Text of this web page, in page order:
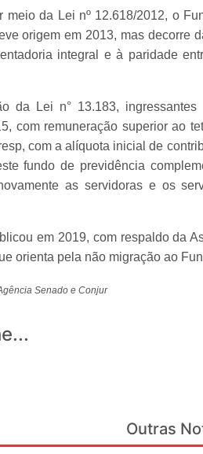
meio da Lei nº 12.618/2012, o
origem em 2013, mas decorre
integral e à paridade
da Lei n° 13.183,
com remuneração superior ao
com a alíquota inicial de
fundo de previdência
as servidoras e os
em 2019, com respaldo da
orienta pela não migração ao
Senado e Conjur
Outras